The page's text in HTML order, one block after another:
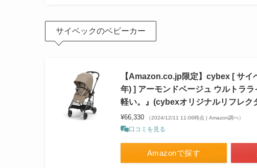
サイベックのベビーカー
【Amazon.co.jp限定】cybex [ サイ
年) ] アーモンドベージュ ウルトラ
軽い。』(cybexオリジナルリフレク
¥66,330 （2024/12/11 11:06時点 | Amazon調べ）
口コミを見る
Amazonで探す